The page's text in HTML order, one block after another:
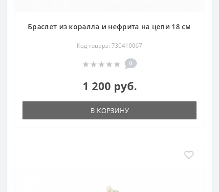
Браслет из коралла и нефрита на цепи 18 см
Код товара: 730410067
0
1 200 руб.
В КОРЗИНУ